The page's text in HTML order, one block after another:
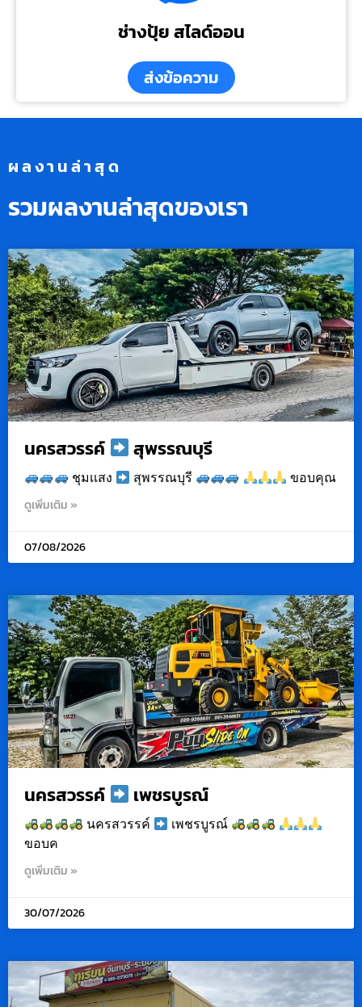
ช่างปุ้ย สไลด์ออน
ส่งข้อความ
ผลงานล่าสุด
รวมผลงานล่าสุดของเรา
นครสวรรค์ สุพรรณบุรี
ชุมเเสง สุพรรณบุรี ขอบคุณ
ดูเพิ่มเติม »
07/08/2026
นครสวรรค์ เพชรบูรณ์
นครสวรรค์
เพชรบูรณ์
ขอบค
ดูเพิ่มเติม »
30/07/2026